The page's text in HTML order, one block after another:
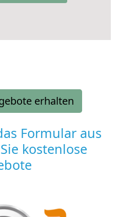
erhalten
Formular aus
kostenlose